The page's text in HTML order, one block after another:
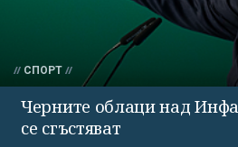
СПОРТ
Черните облаци над
се сгъстяват